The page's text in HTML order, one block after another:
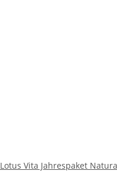
Lotus Vita Jahrespaket